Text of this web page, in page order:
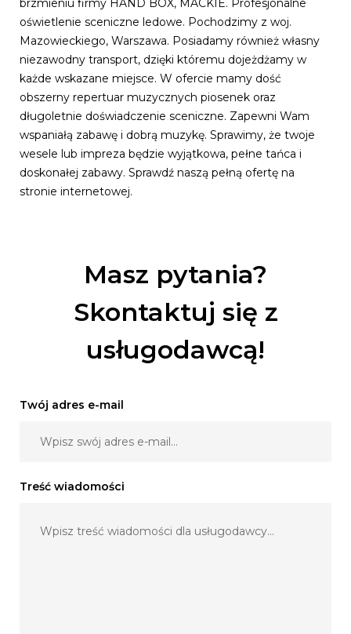
brzmieniu firmy HAND BOX, MACKIE. Profesjonalne
oświetlenie sceniczne ledowe. Pochodzimy z woj.
Mazowieckiego, Warszawa. Posiadamy również własny
niezawodny transport, dzięki któremu dojeżdżamy w
każde wskazane miejsce. W ofercie mamy dość
obszerny repertuar muzycznych piosenek oraz
długoletnie doświadczenie sceniczne. Zapewni Wam
wspaniałą zabawę i dobrą muzykę. Sprawimy, że twoje
wesele lub impreza będzie wyjątkowa, pełne tańca i
doskonałej zabawy. Sprawdź naszą pełną ofertę na
stronie internetowej.
Masz pytania?
Skontaktuj się z
usługodawcą!
Twój adres e-mail
Treść wiadomości